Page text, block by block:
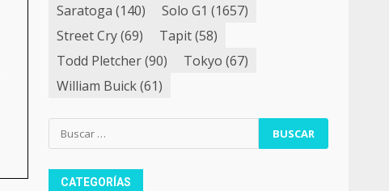
Saratoga (140) Solo G1 (1657)
Street Cry(69) Tapit(58)
Todd Pletcher(90) Tokyo (67)
William Buick(61)
Buscar:
CATEGORÍAS